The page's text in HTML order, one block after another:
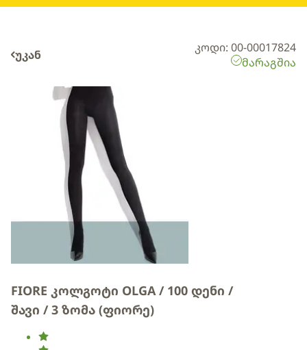
უკან
კოდი: 00-00017824
მარაგშია
FIORE კოლგოტი OLGA / 100 დენი /
შავი / 3 ზომა (ფიორე)